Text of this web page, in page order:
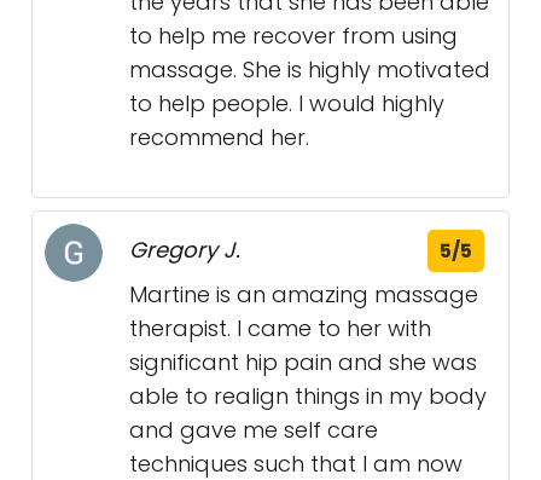
to help me recover from using
massage. She is highly motivated
to help people. I would highly
recommend her.
Gregory J. 5/5
Martine is an amazing massage
therapist. I came to her with
significant hip pain and she was
able to realign things in my body
and gave me self care
techniques such that I am now